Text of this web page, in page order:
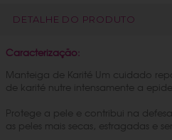
DETALHE DO PRODUTO
Caracterização:
Manteiga de Karité Um cuidado
de karité nutre intensamente a
Protege a pele e contribui na
as peles mais secas, estragadas e